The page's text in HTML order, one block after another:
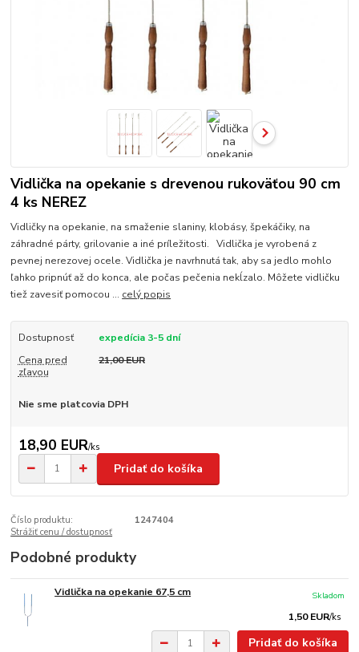
Vidlička na opekanie s drevenou rukoväťou 90 cm
4 ks NEREZ
Vidličky na opekanie, na smaženie slaniny, klobásy, špekáčiky, na
záhradné párty, grilovanie a iné príležitosti. Vidlička je vyrobená z
pevnej nerezovej ocele. Vidlička je navrhnutá tak, aby sa jedlo mohlo
ľahko pripnúť až do konca, ale počas pečenia nekĺzalo. Môžete vidličku
tiež zavesiť pomocou ... celý popis
Dostupnosť
expedícia 3-5 dní
Cena pred
zľavou
21,00 EUR
Nie sme platcovia DPH
18,90 EUR/ks
Pridať do košíka
Číslo produktu:
1247404
Strážiť cenu / dostupnosť
Podobné produkty
Vidlička na opekanie 67,5 cm
1,50 EUR/ks
Skladom
Pridať do košíka